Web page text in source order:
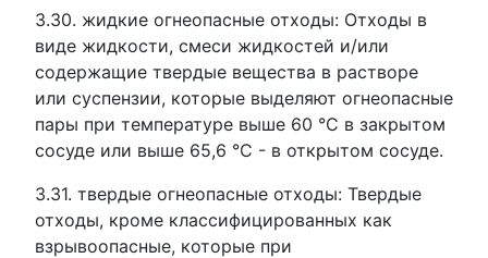
3.30. жидкие огнеопасные отходы: Отходы в
виде жидкости, смеси жидкостей и/или
содержащие твердые вещества в растворе
или суспензии, которые выделяют огнеопасные
пары при температуре выше 60 °С в закрытом
сосуде или выше 65,6 °С - в открытом сосуде.
3.31. твердые огнеопасные отходы: Твердые
отходы, кроме классифицированных как
взрывоопасные, которые при